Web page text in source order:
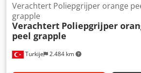
Turkije 2.484 km
Verachtert Poliepgrijper orange
grapple
Verachtert Poliepgrijper
peel grapple